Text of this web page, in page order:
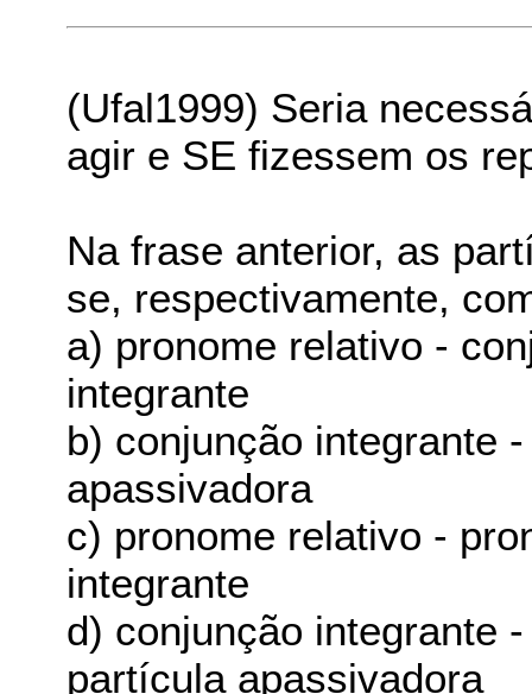
(Ufal1999) Seria
agir e SE fizessem os
Na frase anterior, as
se, respectivamente,
a) pronome relativo -
integrante
b) conjunção integrante
apassivadora
c) pronome relativo -
integrante
d) conjunção integrante
partícula apassivadora